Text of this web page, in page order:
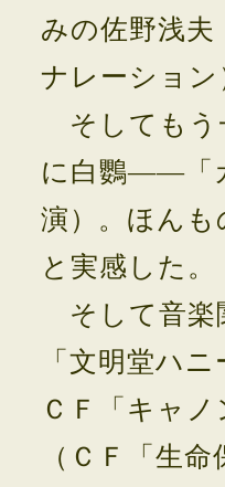
みの佐野浅
ナレーション
そしてもう
に白鸚――「
演）。ほん
と実感した。
そして音楽
「文明堂ハ
ＣＦ「キャ
（ＣＦ「生